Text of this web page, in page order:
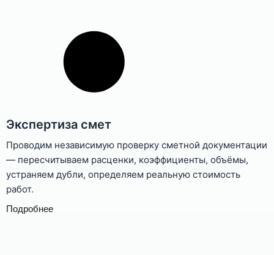
Экспертиза смет
Проводим независимую проверку сметной документации
— пересчитываем расценки, коэффициенты, объёмы,
устраняем дубли, определяем реальную стоимость
работ.
Подробнее